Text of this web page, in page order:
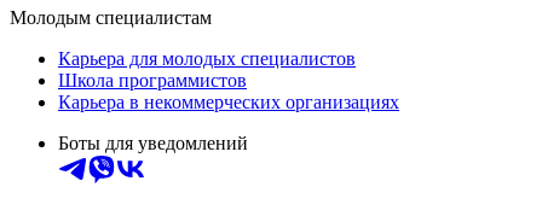
Молодым специалистам
Карьера для молодых специалистов
Школа программистов
Карьера в некоммерческих организациях
Боты для уведомлений